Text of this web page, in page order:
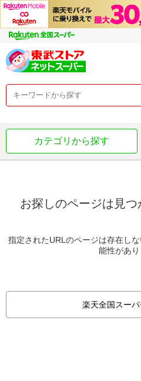
カテゴリから探す
お探しのページは見つ
指定されたURLのページは存在し
能性があり
楽天全国スー